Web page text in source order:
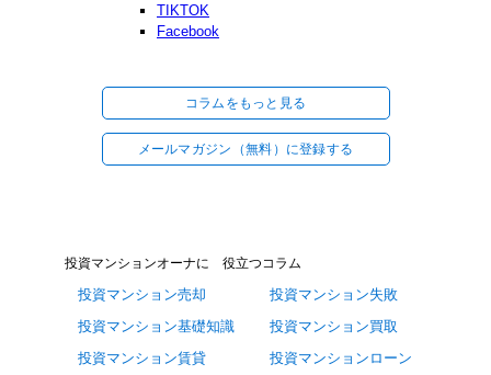
TIKTOK
Facebook
コラムをもっと見る
メールマガジン（無料）に登録する
投資マンションオーナに 役立つコラム
投資マンション売却
投資マンション基礎知識
投資マンション賃貸
投資マンション失敗
投資マンション買取
投資マンションローン